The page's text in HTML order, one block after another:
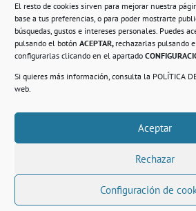
El resto de cookies sirven para mejorar nuestra
base a tus preferencias, o para poder mostrarte
búsquedas, gustos e intereses personales. Puedes
pulsando el botón ACEPTAR, rechazarlas pulsando
configurarlas clicando en el apartado
Si quieres más información, consulta la POLÍTICA
web.
Aceptar
Rechazar
Configuración de
Política de Cookies.
© 2021. Realizado en el Centro